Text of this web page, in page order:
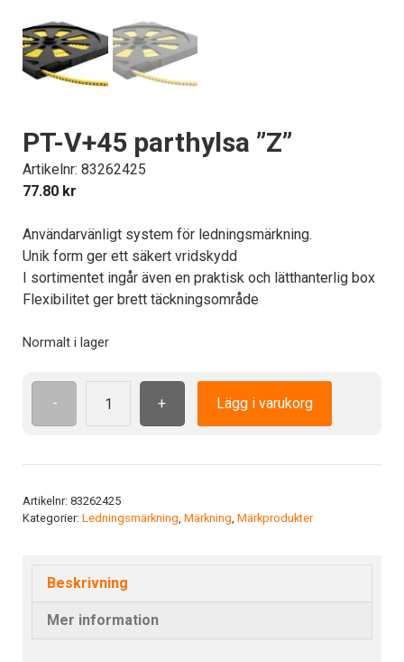
PT-V+45 parthylsa ”Z”
Artikelnr: 83262425
77.80 kr
Användarvänligt system för ledningsmärkning.
Unik form ger ett säkert vridskydd
I sortimentet ingår även en praktisk och lätthanterlig box
Flexibilitet ger brett täckningsområde
Normalt i lager
- + Lägg i varukorg
Artikelnr: 83262425
Kategorier: Ledningsmärkning, Märkning, Märkprodukter
Beskrivning
Mer information